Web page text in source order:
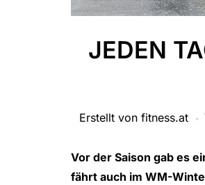
JEDEN
Erstellt von fitness.at
Vor der Saison gab es
fährt auch im WM-